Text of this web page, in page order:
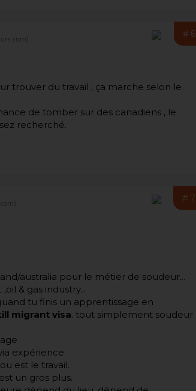
#6
trouver du travail , ça marche selon le
de tomber sur des canadiens , le
recherché.
#7
australia pour le métier de soudeur...
& gas industry...
tu finis un apprentissage en
migrant visa. tout simplement soudeur
expérience
est le travail.
un gros plus.